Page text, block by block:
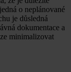
o neplánované
je důsledná
dokumentace a
minimalizovat